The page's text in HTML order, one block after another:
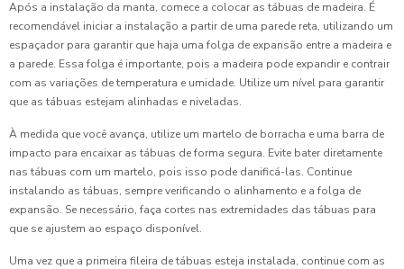
Após a instalação da manta, comece a colocar as tábuas de madeira. É
recomendável iniciar a instalação a partir de uma parede reta, utilizando um
espaçador para garantir que haja uma folga de expansão entre a madeira e
a parede. Essa folga é importante, pois a madeira pode expandir e contrair
com as variações de temperatura e umidade. Utilize um nível para garantir
que as tábuas estejam alinhadas e niveladas.
À medida que você avança, utilize um martelo de borracha e uma barra de
impacto para encaixar as tábuas de forma segura. Evite bater diretamente
nas tábuas com um martelo, pois isso pode danificá-las. Continue
instalando as tábuas, sempre verificando o alinhamento e a folga de
expansão. Se necessário, faça cortes nas extremidades das tábuas para
que se ajustem ao espaço disponível.
Uma vez que a primeira fileira de tábuas esteja instalada, continue com as